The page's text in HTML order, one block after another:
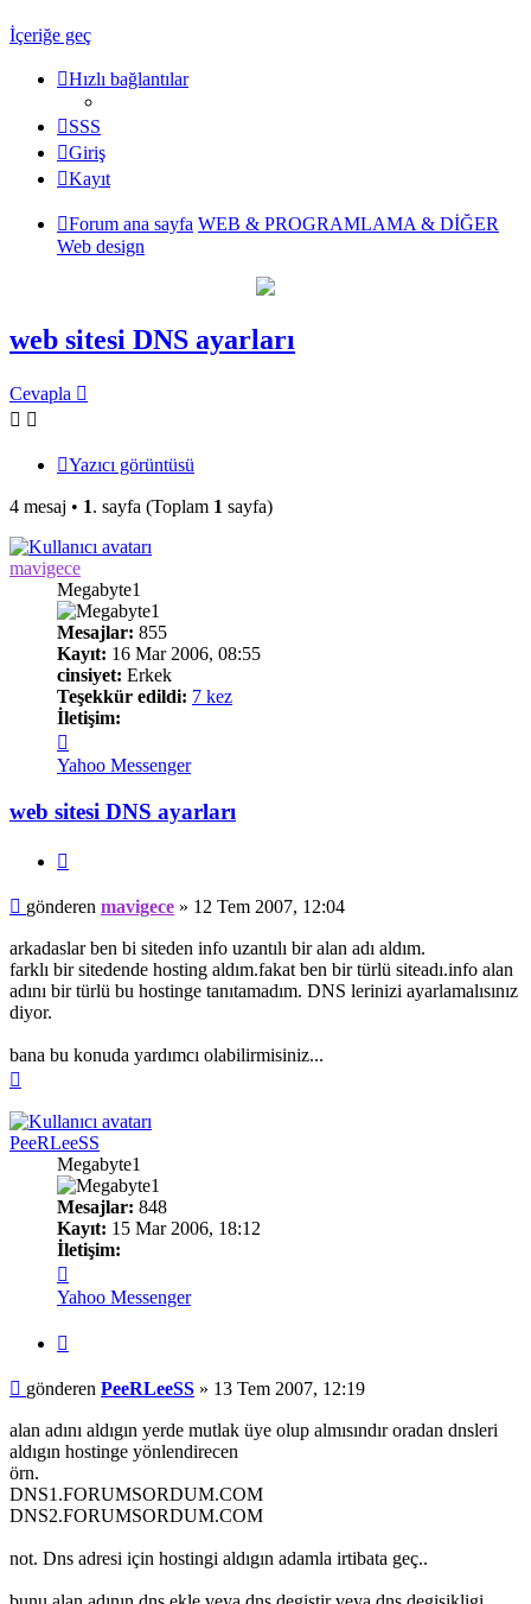
İçeriğe geç
Hızlı bağlantılar
SSS
Giriş
Kayıt
Forum ana sayfa WEB & PROGRAMLAMA & DİĞER
Web design
web sitesi DNS ayarları
Cevapla
Yazıcı görüntüsü
4 mesaj • 1. sayfa (Toplam 1 sayfa)
mavigece
Megabyte1
Mesajlar: 855
Kayıt: 16 Mar 2006, 08:55
cinsiyet: Erkek
Teşekkür edildi: 7 kez
İletişim:
mavigece
Yahoo Messenger
web sitesi DNS ayarları
Mesaj
gönderen mavigece » 12 Tem 2007, 12:04
arkadaslar ben bi siteden info uzantılı bir alan adı aldım.
farklı bir sitedende hosting aldım.fakat ben bir türlü siteadı.info alan
adını bir türlü bu hostinge tanıtamadım. DNS lerinizi ayarlamalısınız
diyor.
bana bu konuda yardımcı olabilirmisiniz...
PeeRLeeSS
Megabyte1
Mesajlar: 848
Kayıt: 15 Mar 2006, 18:12
İletişim:
PeeRLeeSS
Yahoo Messenger
Mesaj
gönderen PeeRLeeSS » 13 Tem 2007, 12:19
alan adını aldıgın yerde mutlak üye olup almısındır oradan dnsleri
aldıgın hostinge yönlendirecen
örn.
DNS1.FORUMSORDUM.COM
DNS2.FORUMSORDUM.COM
not. Dns adresi için hostingi aldıgın adamla irtibata geç..